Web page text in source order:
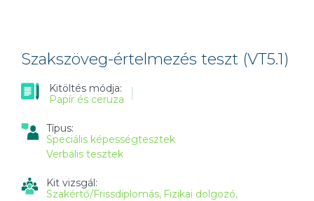
Szakszöveg-értelmezés teszt (VT5.1)
Kitöltés módja:
Papír és ceruza
Típus:
Speciális képességtesztek
Verbális tesztek
Kit vizsgál:
Szakértő/Frissdiplomás Fizikai dolgozó